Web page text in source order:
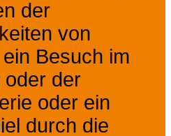
der
von
Besuch im
oder der
oder ein
durch die